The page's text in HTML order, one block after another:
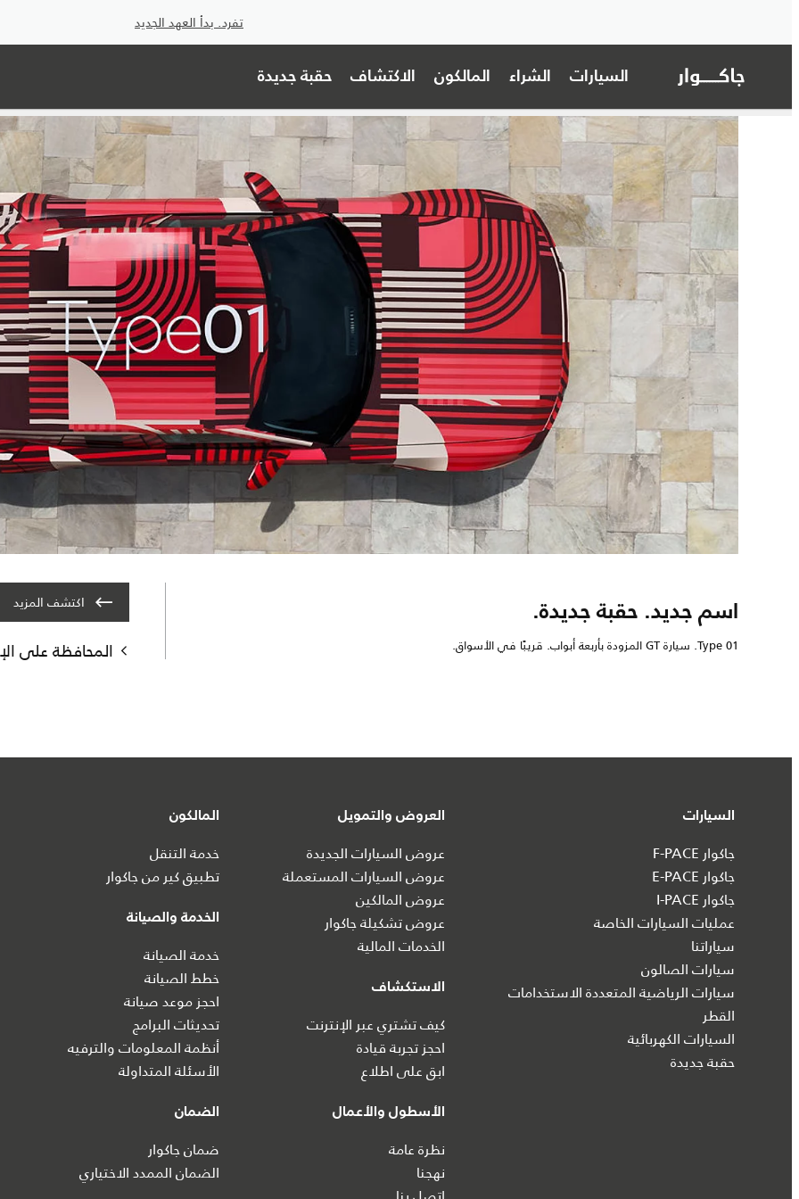
تفرد. بدأ العهد الجديد
السيارات الشراء المالكون الاكتشاف حقبة جديدة
اسم جديد. حقبة جديدة.
Type 01. سيارة GT المزودة بأربعة أبواب. قريبًا في الأسواق.
اكتشف المزيد
المحافظة على
السيارات
جاكوار F-PACE
جاكوار E-PACE
جاكوار I‑PACE
عمليات السيارات الخاصة
سياراتنا
سيارات الصالون
سيارات الرياضية المتعددة الاستخدامات
القطر
السيارات الكهربائية
حقبة جديدة
العروض والتمويل
عروض السيارات الجديدة
عروض السيارات المستعملة
عروض المالكين
عروض تشكيلة جاكوار
الخدمات المالية
الاستكشاف
كيف تشتري عبر الإنترنت
احجز تجربة قيادة
ابق على اطلاع
الأسطول والأعمال
نظرة عامة
نهجنا
المالكون
خدمة التنقل
تطبيق كير من جاكوار
الخدمة والصيانة
خدمة الصيانة
خطط الصيانة
احجز موعد صيانة
تحديثات البرامج
أنظمة المعلومات والترفيه
الأسئلة المتداولة
الضمان
ضمان جاكوار
الضمان الممدد الاختياري